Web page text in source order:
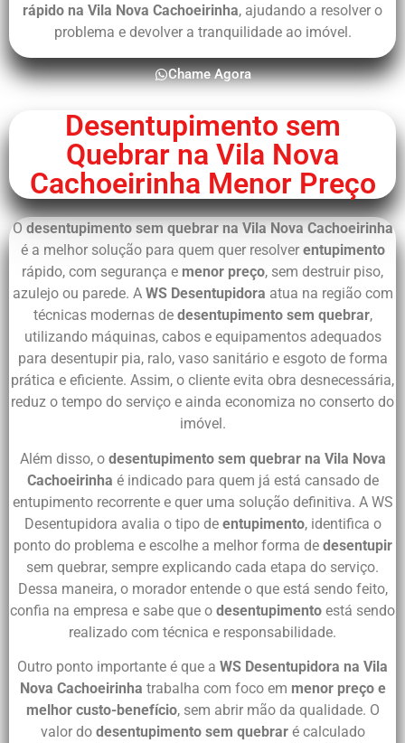
rápido na Vila Nova Cachoeirinha, ajudando a resolver o
problema e devolver a tranquilidade ao imóvel.
Chame Agora
Desentupimento sem
Quebrar na Vila Nova
Cachoeirinha Menor Preço
O desentupimento sem quebrar na Vila Nova Cachoeirinha
é a melhor solução para quem quer resolverentupimento
rápido, com segurança e menor preço, sem destruir piso,
azulejo ou parede. A WS Desentupidora atua na região com
técnicas modernas de desentupimento sem quebrar,
utilizando máquinas, cabos e equipamentos adequados
para desentupir pia, ralo, vaso sanitário e esgoto de forma
prática e eficiente. Assim, o cliente evita obra desnecessária,
reduz o tempo do serviço e ainda economiza no conserto do
imóvel.
Além disso, o desentupimento sem quebrar na Vila Nova
Cachoeirinha é indicado para quem já está cansado de
entupimento recorrente e quer uma solução definitiva. A WS
Desentupidora avalia o tipo de entupimento, identifica o
ponto do problema e escolhe a melhor forma de desentupir
sem quebrar, sempre explicando cada etapa do serviço.
Dessa maneira, o morador entende o que está sendo feito,
confia na empresa e sabe que o desentupimento está sendo
realizado com técnica e responsabilidade.
Outro ponto importante é que a WS Desentupidora na Vila
Nova Cachoeirinha trabalha com foco em menor preço e
melhor custo-benefício, sem abrir mão da qualidade. O
valor do desentupimento sem quebraré calculado